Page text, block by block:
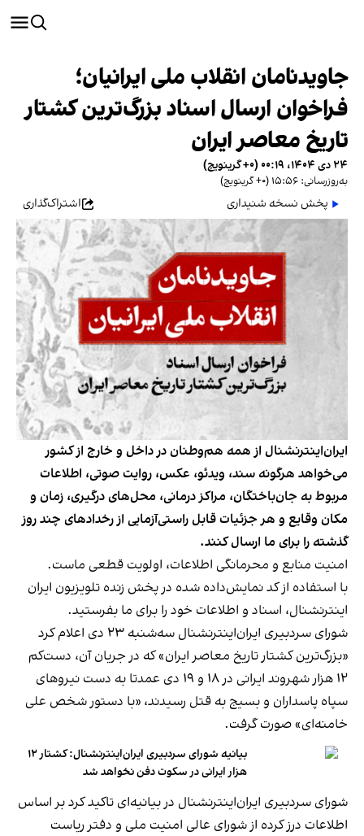
جاویدنامان انقلاب ملی ایرانیان؛
فراخوان ارسال اسناد بزرگ‌ترین کشتار
تاریخ معاصر ایران
۲۴ دی ۱۴۰۴، ۰۰:۱۹ (‎+۰ گرینویچ)
به‌روزرسانی: ۱۵:۵۶ (‎+۰ گرینویچ)
پخش نسخه شنیداری اشتراک‌گذاری
ایران‌اینترنشنال از همه هم‌وطنان در داخل و خارج از کشور
می‌خواهد هرگونه سند، ویدئو، عکس، روایت صوتی، اطلاعات
مربوط به جان‌باختگان، مراکز درمانی، محل‌های درگیری، زمان و
مکان وقایع و هر جزئیات قابل راستی‌آزمایی از رخدادهای چند روز
گذشته را برای ما ارسال کنند.
امنیت منابع و محرمانگی اطلاعات، اولویت قطعی ماست.
با استفاده از کد نمایش‌داده شده در پخش زنده تلویزیون ایران
اینترنشنال، اسناد و اطلاعات خود را برای ما بفرستید.
شورای سردبیری ایران‌اینترنشنال سه‌شنبه ۲۳ دی اعلام کرد
«بزرگ‌ترین کشتار تاریخ معاصر ایران» که در جریان آن، دست‌کم
۱۲ هزار شهروند ایرانی در ۱۸ و ۱۹ دی‌ عمدتا به دست نیروهای
سپاه پاسداران و بسیج به قتل رسیدند، «با دستور شخص علی
خامنه‌ای» صورت گرفت.
بیانیه شورای سردبیری ایران‌اینترنشنال: کشتار ۱۲
هزار ایرانی در سکوت دفن نخواهد شد
شورای سردبیری ایران‌اینترنشنال در بیانیه‌ای تاکید کرد بر اساس
اطلاعات درز کرده از شورای عالی امنیت ملی و دفتر ریاست